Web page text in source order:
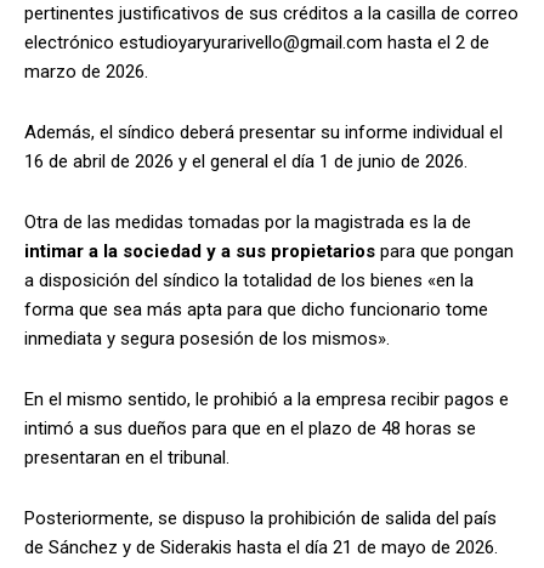
pertinentes justificativos de sus créditos a la casilla de correo
electrónico estudioyaryurarivello@gmail.com hasta el 2 de
marzo de 2026.
Además, el síndico deberá presentar su informe individual el
16 de abril de 2026 y el general el día 1 de junio de 2026.
Otra de las medidas tomadas por la magistrada es la de
intimar a la sociedad y a sus propietarios para que pongan
a disposición del síndico la totalidad de los bienes «en la
forma que sea más apta para que dicho funcionario tome
inmediata y segura posesión de los mismos».
En el mismo sentido, le prohibió a la empresa recibir pagos e
intimó a sus dueños para que en el plazo de 48 horas se
presentaran en el tribunal.
Posteriormente, se dispuso la prohibición de salida del país
de Sánchez y de Siderakis hasta el día 21 de mayo de 2026.